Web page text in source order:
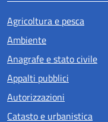
Agricoltura e pesca
Ambiente
Anagrafe e stato civile
Appalti pubblici
Autorizzazioni
Catasto e urbanistica